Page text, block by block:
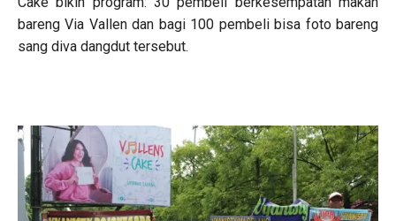
bareng Via Vallen dan bagi 100 pembeli bisa foto bareng
sang diva dangdut tersebut.